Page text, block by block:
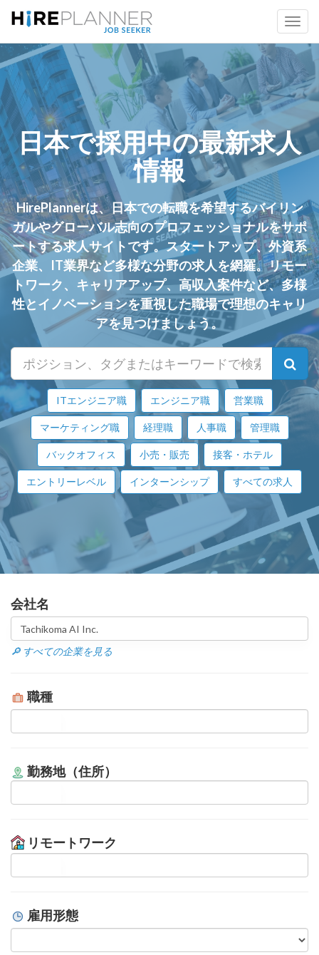
日本で採用中の最新求人
情報
HirePlannerは、日本での転職を希望するバイリン
ガルやグローバル志向のプロフェッショナルをサポ
ートする求人サイトです。スタートアップ、外資系
企業、IT業界など多様な分野の求人を網羅。リモー
トワーク、キャリアアップ、高収入案件など、多様
性とイノベーションを重視した職場で理想のキャリ
アを見つけましょう。
ITエンジニア職 エンジニア職 営業職
マーケティング職 経理職 人事職 管理職
バックオフィス 小売・販売 接客・ホテル
エントリーレベル インターンシップ すべての求人
会社名
🔎 すべての企業を見る
職種
勤務地（住所）
リモートワーク
雇用形態